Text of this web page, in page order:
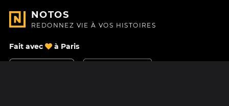
NOTOS
REDONNEZ VIE À VOS HISTOIRES
Fait avec à Paris